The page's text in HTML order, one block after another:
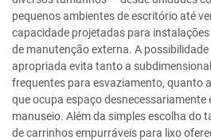
pequenos ambientes de escritório até
capacidade projetadas para
de manutenção externa. A
apropriada evita tanto a
frequentes para esvaziamento, quanto
que ocupa espaço desnecessariamente
manuseio. Além da simples escolha do
de carrinhos empurráveis para lixo